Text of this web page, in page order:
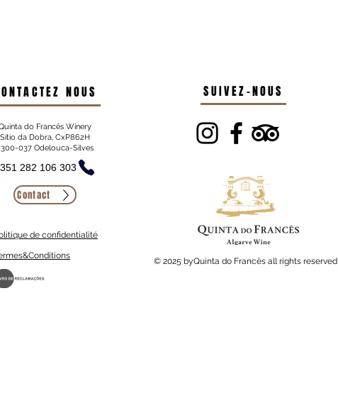
NOUS
do Francês Winery
Sítio da Dobra, CxP862H
037 Odelouca-Silves
282 106 303
Contact
de confidentialité
SUIVEZ-NOUS
© 2025 byQuinta do Francês all rights reserved